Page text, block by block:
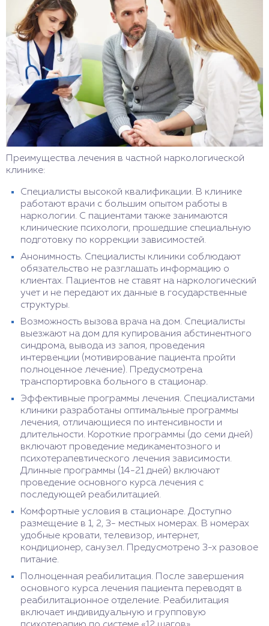
Преимущества лечения в частной наркологической
клинике:
Специалисты высокой квалификации. В клинике
работают врачи с большим опытом работы в
наркологии. С пациентами также занимаются
клинические психологи, прошедшие специальную
подготовку по коррекции зависимостей.
Анонимность. Специалисты клиники соблюдают
обязательство не разглашать информацию о
клиентах. Пациентов не ставят на наркологический
учет и не передают их данные в государственные
структуры.
Возможность вызова врача на дом. Специалисты
выезжают на дом для купирования абстинентного
синдрома, вывода из запоя, проведения
интервенции (мотивирование пациента пройти
полноценное лечение). Предусмотрена
транспортировка больного в стационар.
Эффективные программы лечения. Специалистами
клиники разработаны оптимальные программы
лечения, отличающиеся по интенсивности и
длительности. Короткие программы (до семи дней)
включают проведение медикаментозного и
психотерапевтического лечения зависимости.
Длинные программы (14-21 дней) включают
проведение основного курса лечения с
последующей реабилитацией.
Комфортные условия в стационаре. Доступно
размещение в 1, 2, 3- местных номерах. В номерах
удобные кровати, телевизор, интернет,
кондиционер, санузел. Предусмотрено 3-х разовое
питание.
Полноценная реабилитация. После завершения
основного курса лечения пациента переводят в
реабилитационное отделение. Реабилитация
включает индивидуальную и групповую